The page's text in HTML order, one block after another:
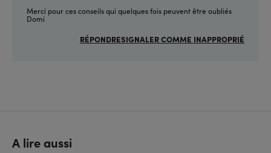
Merci pour ces conseils qui quelques fois peuvent être oubliés
Domi
RÉPONDRESIGNALER COMME INAPPROPRIÉ
A lire aussi